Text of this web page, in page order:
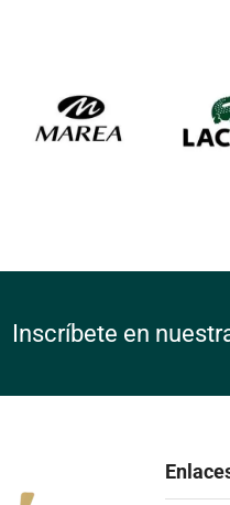
Inscríbete en